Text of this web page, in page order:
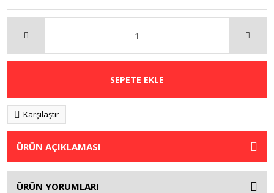
SEPETE EKLE
Karşılaştır
ÜRÜN AÇIKLAMASI
ÜRÜN YORUMLARI